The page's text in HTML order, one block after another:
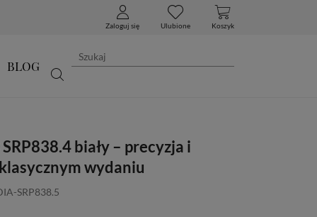
Zaloguj się Ulubione Koszyk
BLOG
biały – precyzja i
wydaniu
SRP838.5